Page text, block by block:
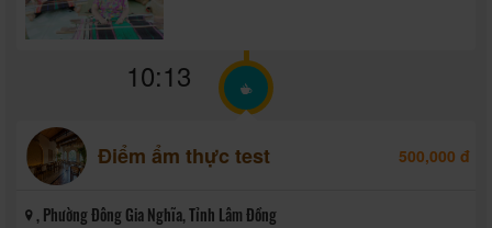
10:13
Điểm ẩm thực test 500,000 đ
, Phường Đông Gia Nghĩa, Tỉnh Lâm Đồng